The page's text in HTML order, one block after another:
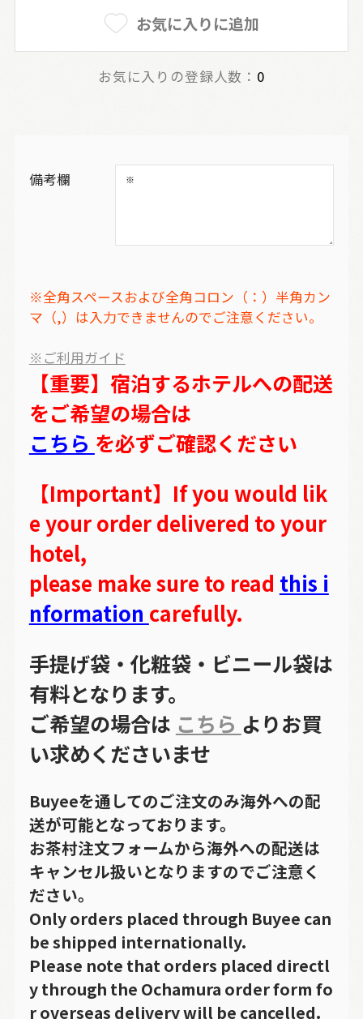
お気に入りに追加
お気に入りの登録人数： 0
備考欄
※全角スペースおよび全角コロン（：）半角カン
マ（,）は入力できませんのでご注意ください。
※ご利用ガイド
【重要】宿泊するホテルへの配送
をご希望の場合は
こちら を必ずご確認ください
【Important】If you would lik
e your order delivered to your
hotel,
please make sure to read this i
nformation carefully.
手提げ袋・化粧袋・ビニール袋は
有料となります。
ご希望の場合は こちら よりお買
い求めくださいませ
Buyeeを通してのご注文のみ海外への配
送が可能となっております。
お茶村注文フォームから海外への配送は
キャンセル扱いとなりますのでご注意く
ださい。
Only orders placed through Buyee can
be shipped internationally.
Please note that orders placed directl
y through the Ochamura order form fo
r overseas delivery will be cancelled.